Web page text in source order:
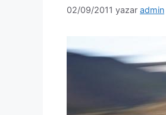
02/09/2011 yazar admin